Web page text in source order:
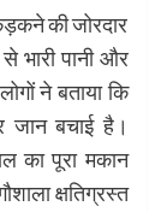
की जोरदार
भारी पानी और
ने बताया कि
जान बचाई है।
का पूरा मकान
क्षतिग्रस्त